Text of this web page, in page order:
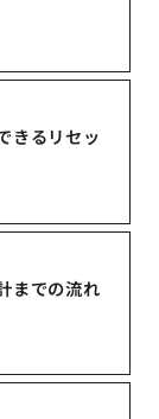
きるリセッ
までの流れ